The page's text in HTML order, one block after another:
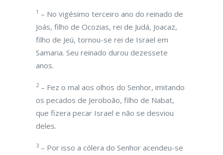
1 – No vigésimo terceiro ano do reinado de
Joás, filho de Ocozias, rei de Judá, Joacaz,
filho de Jeú, tornou-se rei de Israel em
Samaria. Seu reinado durou dezessete
anos.
2– Fez o mal aos olhos do Senhor, imitando
os pecados de Jeroboão, filho de Nabat,
que fizera pecar Israel e não se desviou
deles.
3 – Por isso a cólera do Senhor acendeu-se